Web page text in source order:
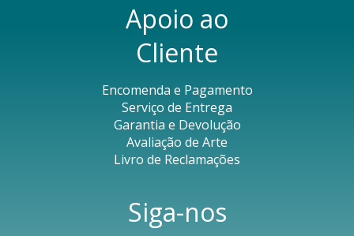
Apoio ao
Cliente
Encomenda e Pagamento
Serviço de Entrega
Garantia e Devolução
Avaliação de Arte
Livro de Reclamações
Siga-nos